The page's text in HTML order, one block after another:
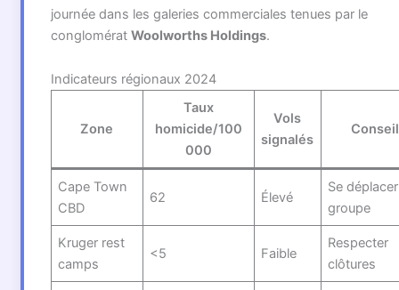
journée dans les galeries commerciales tenues par le
conglomérat Woolworths Holdings.
Indicateurs régionaux 2024
Zone
Taux
homicide/100
000
Vols
signalés
Conseil
Cape Town
CBD
62 Élevé
Se
groupe
Kruger rest
camps
<5 Faible
Respecter
clôtures